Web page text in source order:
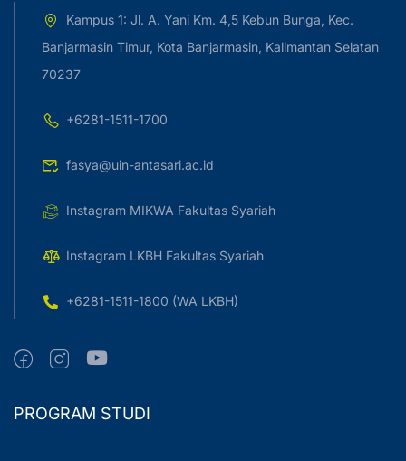
Kampus 1: Jl. A. Yani Km. 4,5 Kebun Bunga, Kec.
Banjarmasin Timur, Kota Banjarmasin, Kalimantan Selatan
70237
+6281-1511-1700
fasya@uin-antasari.ac.id
Instagram MIKWA Fakultas Syariah
Instagram LKBH Fakultas Syariah
+6281-1511-1800 (WA LKBH)
PROGRAM STUDI